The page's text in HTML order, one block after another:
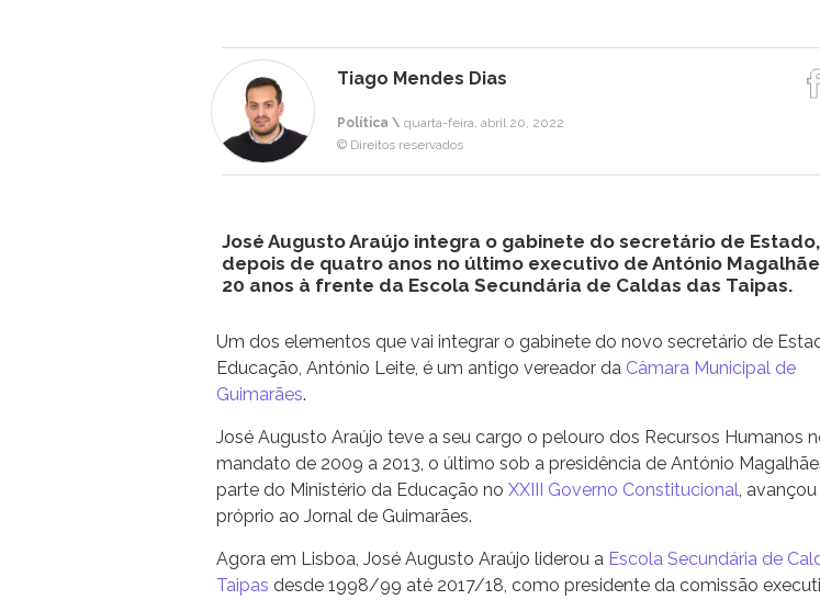
Tiago Mendes Dias
Política \ quarta-feira, abril 20, 2022
© Direitos reservados
José Augusto Araújo integra o gabinete do secretário de Estado,
depois de quatro anos no último executivo de António
20 anos à frente da Escola Secundária de Caldas das Taipas.
Um dos elementos que vai integrar o gabinete do novo secretário de
Educação, António Leite, é um antigo vereador da Câmara Municipal de
Guimarães.
José Augusto Araújo teve a seu cargo o pelouro dos Recursos Humanos
mandato de 2009 a 2013, o último sob a presidência de António
parte do Ministério da Educação no XXIII Governo Constitucional, avançou
próprio ao Jornal de Guimarães.
Agora em Lisboa, José Augusto Araújo liderou a Escola Secundária de
Taipas desde 1998/99 até 2017/18, como presidente da comissão